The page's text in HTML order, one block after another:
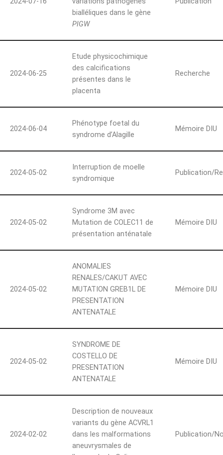
bialléliques dans le gène
PIGW
2024-06-25
Etude physicochimique
des calcifications
présentes dans le
placenta
Recherche
2024-06-04
Phénotype foetal du
syndrome d’Alagille
Mémoire DIU
2024-05-02
Interruption de moelle
syndromique
Publication/
2024-05-02
Syndrome 3M avec
Mutation de COLEC11 de
présentation anténatale
Mémoire DIU
2024-05-02
ANOMALIES
RENALES/CAKUT AVEC
MUTATION GREB1L DE
PRESENTATION
ANTENATALE
Mémoire DIU
2024-05-02
SYNDROME DE
COSTELLO DE
PRESENTATION
ANTENATALE
Mémoire DIU
2024-02-02
Description de nouveaux
variants du gène ACVRL1
dans les malformations
aneuvrysmales de
Publication/